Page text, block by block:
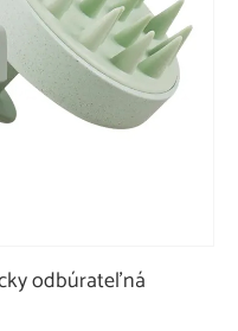
odbúrateľná